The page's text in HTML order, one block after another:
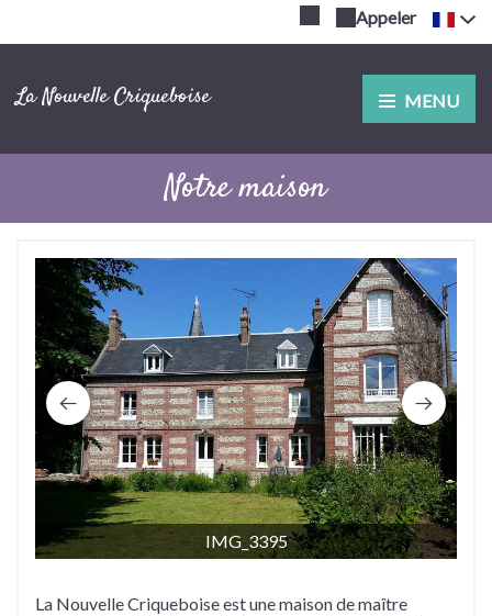
Appeler
La Nouvelle Criqueboise MENU
Notre maison
IMG_3395
La Nouvelle Criqueboise est une maison de maître